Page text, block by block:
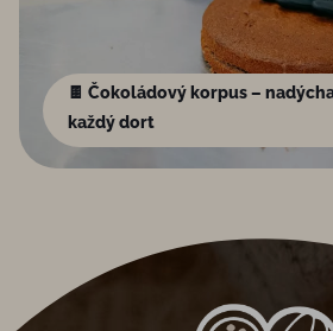
🍫 Čokoládový korpus –
každý dort